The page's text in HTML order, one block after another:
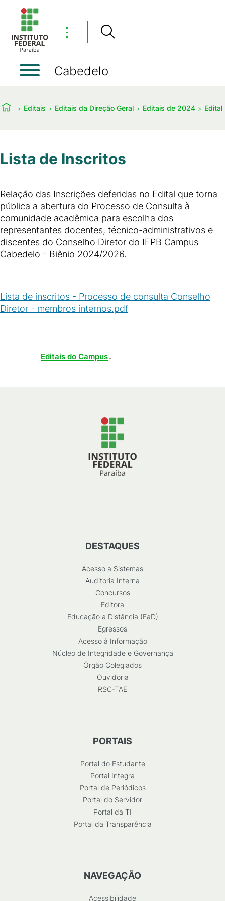
⋮
Cabedelo
Editais Editais da Direção Geral Editais de 2024
Lista de Inscritos
Relação das Inscrições deferidas no Edital que torna
pública a abertura do Processo de Consulta à
comunidade acadêmica para escolha dos
representantes docentes, técnico-administrativos e
discentes do Conselho Diretor do IFPB Campus
Cabedelo - Biênio 2024/2026.
Lista de inscritos - Processo de consulta Conselho
Diretor - membros internos.pdf
Editais do Campus.
DESTAQUES
Acesso a Sistemas
Auditoria Interna
Concursos
Editora
Educação a Distância (EaD)
Egressos
Acesso à Informação
Núcleo de Integridade e Governança
Órgão Colegiados
Ouvidoria
RSC-TAE
PORTAIS
Portal do Estudante
Portal Integra
Portal de Periódicos
Portal do Servidor
Portal da TI
Portal da Transparência
NAVEGAÇÃO
Acessibilidade